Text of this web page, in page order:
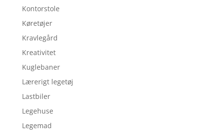
Kontorstole
Køretøjer
Kravlegård
Kreativitet
Kuglebaner
Lærerigt legetøj
Lastbiler
Legehuse
Legemad